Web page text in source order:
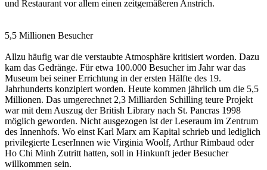
und Restaurant vor allem einen zeitgemäßeren Anstrich.
5,5 Millionen Besucher
Allzu häufig war die verstaubte Atmosphäre kritisiert worden. Dazu
kam das Gedränge. Für etwa 100.000 Besucher im Jahr war das
Museum bei seiner Errichtung in der ersten Hälfte des 19.
Jahrhunderts konzipiert worden. Heute kommen jährlich um die 5,5
Millionen. Das umgerechnet 2,3 Milliarden Schilling teure Projekt
war mit dem Auszug der British Library nach St. Pancras 1998
möglich geworden. Nicht ausgezogen ist der Leseraum im Zentrum
des Innenhofs. Wo einst Karl Marx am Kapital schrieb und lediglich
privilegierte LeserInnen wie Virginia Woolf, Arthur Rimbaud oder
Ho Chi Minh Zutritt hatten, soll in Hinkunft jeder Besucher
willkommen sein.